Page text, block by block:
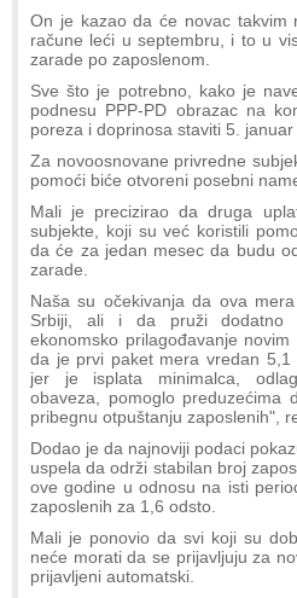
On je kazao da će novac takvim
račune leći u septembru, i to u
zarade po zaposlenom.
Sve što je potrebno, kako je
podnesu PPP-PD obrazac na
poreza i doprinosa staviti 5. januar
Za novoosnovane privredne
pomoći biće otvoreni posebni
Mali je precizirao da druga
subjekte, koji su već koristili
da će za jedan mesec da budu
zarade.
Naša su očekivanja da ova
Srbiji, ali i da pruži dodatno
ekonomsko prilagođavanje
da je prvi paket mera vredan 5,1
jer je isplata minimalca,
obaveza, pomoglo preduzećima
pribegnu otpuštanju zaposlenih",
Dodao je da najnoviji podaci
uspela da održi stabilan broj
ove godine u odnosu na isti
zaposlenih za 1,6 odsto.
Mali je ponovio da svi koji su
neće morati da se prijavljuju za
prijavljeni automatski.